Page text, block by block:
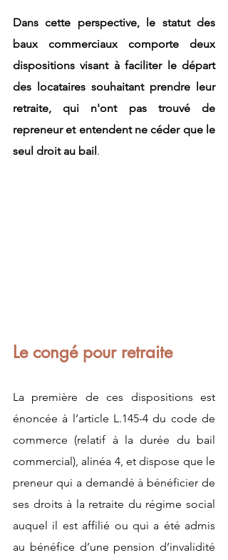
Dans cette perspective, le statut des
baux commerciaux comporte deux
dispositions visant à faciliter le départ
des locataires souhaitant prendre leur
retraite, qui n'ont pas trouvé de
repreneur et entendent ne céder que le
seul droit au bail.
Le congé pour retraite
La première de ces dispositions est
énoncée à l’article L.145-4 du code de
commerce (relatif à la durée du bail
commercial), alinéa 4, et dispose que le
preneur qui a demandé à bénéficier de
ses droits à la retraite du régime social
auquel il est affilié ou qui a été admis
au bénéfice d’une pension d’invalidité